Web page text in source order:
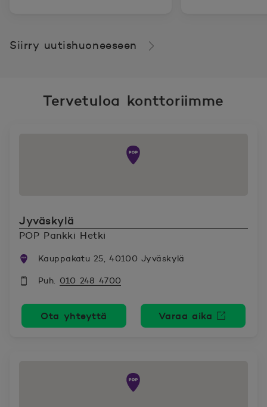
Siirry uutishuoneeseen
Tervetuloa konttoriimme
Jyväskylä
POP Pankki Hetki
Kauppakatu 25, 40100 Jyväskylä
Puh. 010 248 4700
Ota yhteyttä Varaa aika
Avautuu